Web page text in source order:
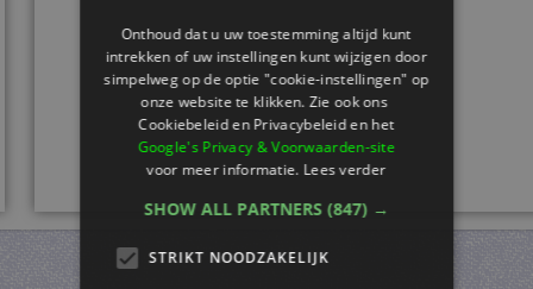
Onthoud dat u uw toestemming altijd kunt
intrekken of uw instellingen kunt wijzigen door
simpelweg op de optie "cookie-instellingen" op
onze website te klikken. Zie ook ons ​​
Cookiebeleid en Privacybeleid en het
Google's Privacy & Voorwaarden-site
voor meer informatie.Lees verder
SHOW ALL PARTNERS (847) →
STRIKT NOODZAKELIJK